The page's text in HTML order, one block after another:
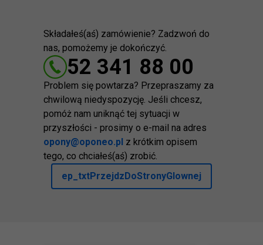
Składałeś(aś) zamówienie? Zadzwoń do
nas, pomożemy je dokończyć.
52 341 88 00
Problem się powtarza? Przepraszamy za
chwilową niedyspozycję. Jeśli chcesz,
pomóż nam uniknąć tej sytuacji w
przyszłości - prosimy o e-mail na adres
opony@oponeo.pl z krótkim opisem
tego, co chciałeś(aś) zrobić.
ep_txtPrzejdzDoStronyGlownej